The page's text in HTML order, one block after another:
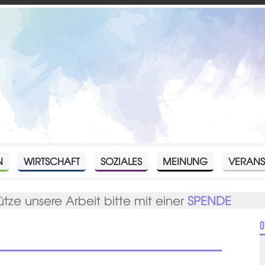
WIRTSCHAFT SOZIALES MEINUNG
unsere Arbeit bitte mit einerSPENDE